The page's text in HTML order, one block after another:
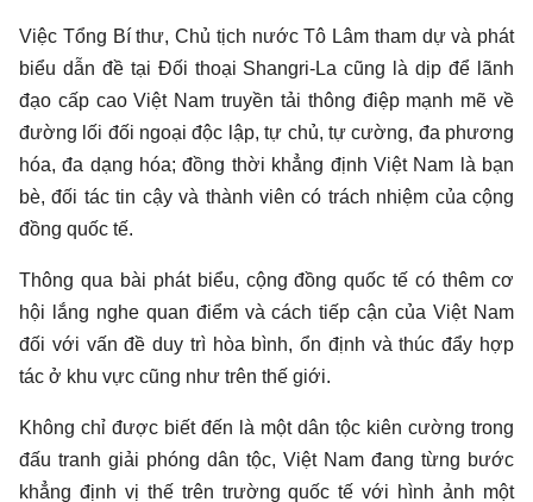
Việc Tổng Bí thư, Chủ tịch nước Tô Lâm tham dự và phát
biểu dẫn đề tại Đối thoại Shangri-La cũng là dịp để lãnh
đạo cấp cao Việt Nam truyền tải thông điệp mạnh mẽ về
đường lối đối ngoại độc lập, tự chủ, tự cường, đa phương
hóa, đa dạng hóa; đồng thời khẳng định Việt Nam là bạn
bè, đối tác tin cậy và thành viên có trách nhiệm của cộng
đồng quốc tế.
Thông qua bài phát biểu, cộng đồng quốc tế có thêm cơ
hội lắng nghe quan điểm và cách tiếp cận của Việt Nam
đối với vấn đề duy trì hòa bình, ổn định và thúc đẩy hợp
tác ở khu vực cũng như trên thế giới.
Không chỉ được biết đến là một dân tộc kiên cường trong
đấu tranh giải phóng dân tộc, Việt Nam đang từng bước
khẳng định vị thế trên trường quốc tế với hình ảnh một